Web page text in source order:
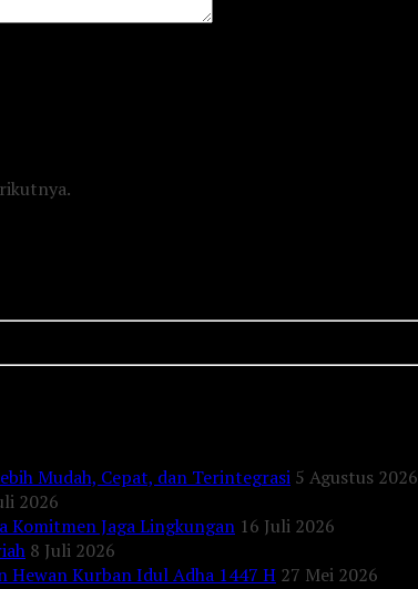
Mudah, Cepat, dan Terintegrasi 5 Agustus 2026
2026
Komitmen Jaga Lingkungan 16 Juli 2026
8 Juli 2026
Hewan Kurban Idul Adha 1447 H 27 Mei 2026